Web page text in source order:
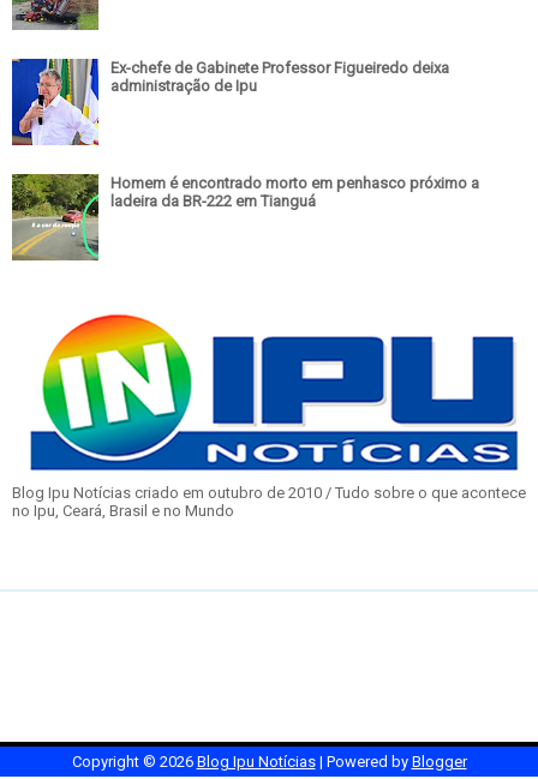
Ex-chefe de Gabinete Professor Figueiredo deixa
administração de Ipu
Homem é encontrado morto em penhasco próximo a
ladeira da BR-222 em Tianguá
Blog Ipu Notícias criado em outubro de 2010 / Tudo sobre o que acontece
no Ipu, Ceará, Brasil e no Mundo
Copyright © 2026 Blog Ipu Notícias| Powered by Blogger